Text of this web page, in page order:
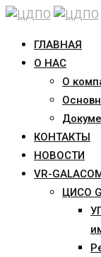
Skip
contentГЛАВНАЯ
О НАС
О
КОНТАКТЫ
НОВОСТИ
VR-
ЦИСО